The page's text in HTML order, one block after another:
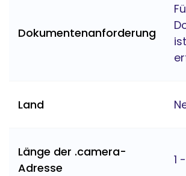
Dokumentenanforderung
Land
Länge der .camera-
Adresse
1